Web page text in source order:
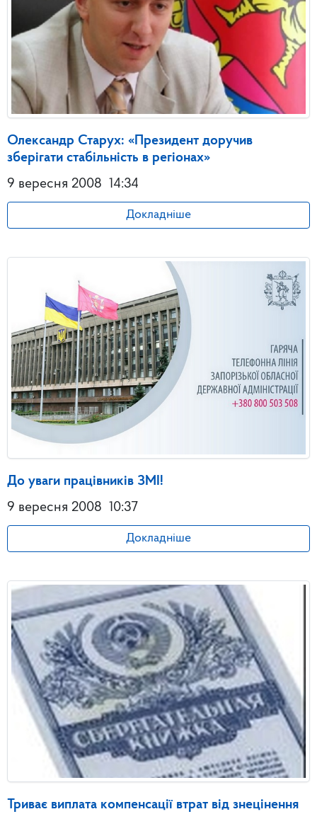
Олександр Старух: «Президент доручив
зберігати стабільність в регіонах»
9 вересня 2008 14:34
Докладніше
До уваги працівників ЗМІ!
9 вересня 2008 10:37
Докладніше
Триває виплата компенсації втрат від знецінення